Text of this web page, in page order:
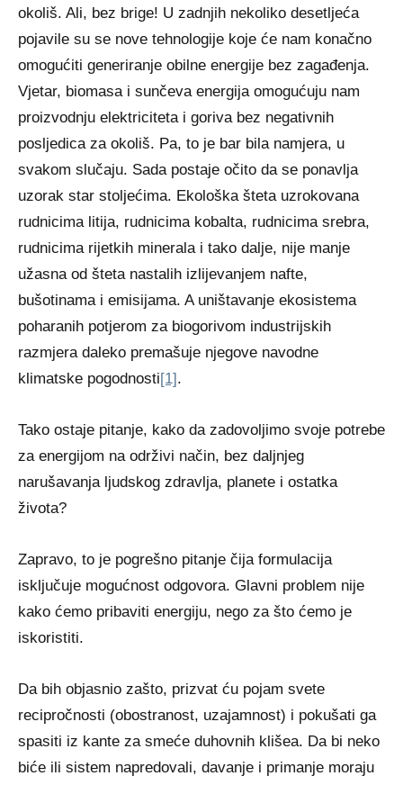
okoliš. Ali, bez brige! U zadnjih nekoliko desetljeća
pojavile su se nove tehnologije koje će nam konačno
omogućiti generiranje obilne energije bez zagađenja.
Vjetar, biomasa i sunčeva energija omogućuju nam
proizvodnju elektriciteta i goriva bez negativnih
posljedica za okoliš. Pa, to je bar bila namjera, u
svakom slučaju. Sada postaje očito da se ponavlja
uzorak star stoljećima. Ekološka šteta uzrokovana
rudnicima litija, rudnicima kobalta, rudnicima srebra,
rudnicima rijetkih minerala i tako dalje, nije manje
užasna od šteta nastalih izlijevanjem nafte,
bušotinama i emisijama. A uništavanje ekosistema
poharanih potjerom za biogorivom industrijskih
razmjera daleko premašuje njegove navodne
klimatske pogodnosti[1].
Tako ostaje pitanje, kako da zadovoljimo svoje potrebe
za energijom na održivi način, bez daljnjeg
narušavanja ljudskog zdravlja, planete i ostatka
života?
Zapravo, to je pogrešno pitanje čija formulacija
isključuje mogućnost odgovora. Glavni problem nije
kako ćemo pribaviti energiju, nego za što ćemo je
iskoristiti.
Da bih objasnio zašto, prizvat ću pojam svete
recipročnosti (obostranost, uzajamnost) i pokušati ga
spasiti iz kante za smeće duhovnih klišea. Da bi neko
biće ili sistem napredovali, davanje i primanje moraju